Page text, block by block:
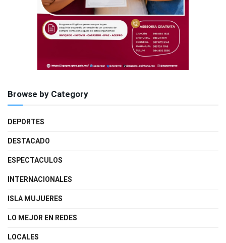
Browse by Category
DEPORTES
DESTACADO
ESPECTACULOS
INTERNACIONALES
ISLA MUJUERES
LO MEJOR EN REDES
LOCALES